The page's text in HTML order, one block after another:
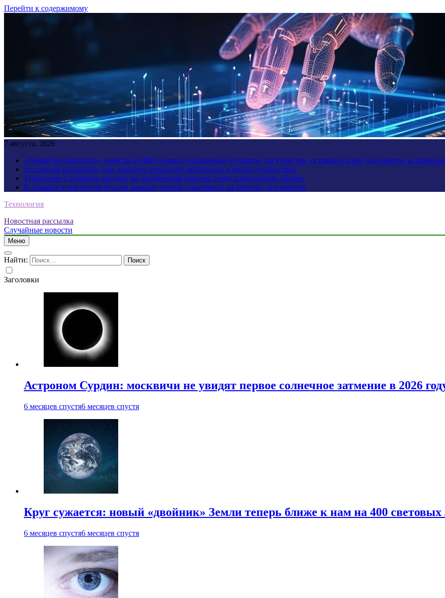
Перейти к содержимому
7 августа, 2026
«Домой без паспорта»: юристы и МВД назвали пошаговый алгоритм для туристов, оставшихся без документов за
Россиянам рассказали, как длинную пересадку превратить в мини-путешествие
Турэксперт Сидорова: поездку на зарубежный концерт стоит планировать заранее
В Альянсе турагентств России назвали способ сэкономить на билетах до курортов
Технология
Новостная рассылка
Случайные новости
Меню
Найти:
Заголовки
Астроном Сурдин: москвичи не увидят первое солнечное затмение в 2026
6 месяцев спустя6 месяцев спустя
Круг сужается: новый «двойник» Земли теперь ближе к нам на 400 световых
6 месяцев спустя6 месяцев спустя